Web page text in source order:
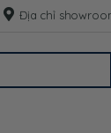
Địa chỉ